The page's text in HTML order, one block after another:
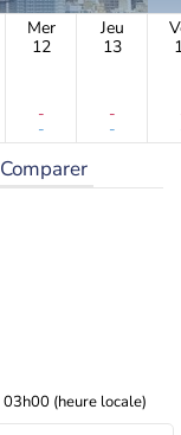
Mer
12
-
-
Jeu
13
-
-
Comparer
03h00 (heure locale)